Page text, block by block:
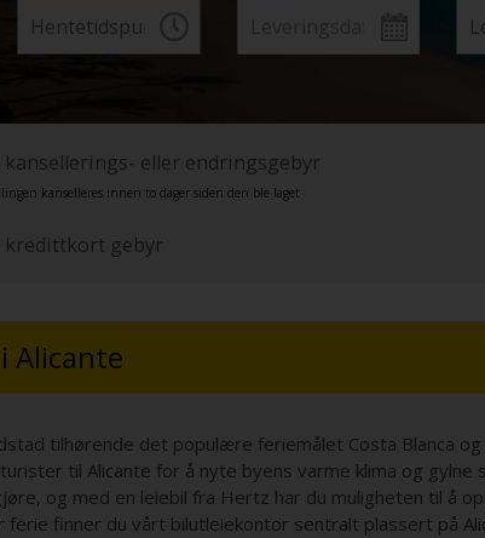
kansellerings- eller endringsgebyr
kanselleres innen to dager siden den ble laget
kredittkort gebyr
Alicante
tilhørende det populære feriemålet Costa Blanca
til Alicante for å nyte byens varme klima og
og med en leiebil fra Hertz har du muligheten til å
finner du vårt bilutleiekontor sentralt plassert på